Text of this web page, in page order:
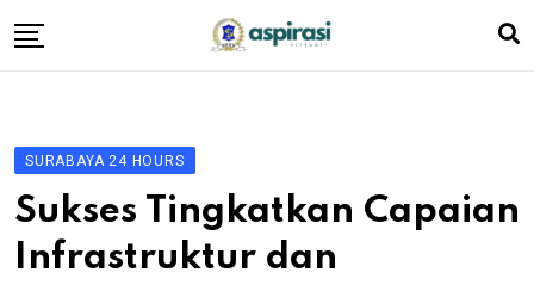
to
Berita
Komen Warga
Podcast
SURABAYA 24 HOURS
Sukses Tingkatkan Capaian
Infrastruktur dan